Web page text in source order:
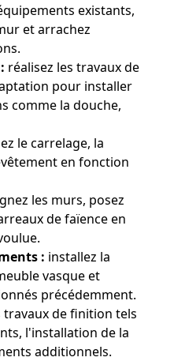
existants,
et arrachez
réalisez les travaux de
pour installer
comme la douche,
le carrelage, la
en fonction
les murs, posez
de faïence en
: installez la
vasque et
précédemment.
travaux de finition tels
l'installation de la
additionnels.